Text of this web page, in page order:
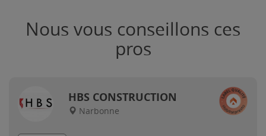
Nous vous conseillons ces
pros
HBS CONSTRUCTION
Narbonne